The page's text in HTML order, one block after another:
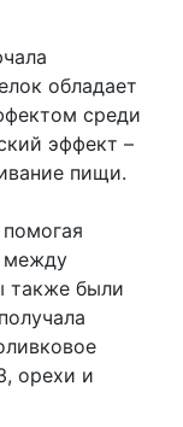
обладает
среди
эффект –
пищи.
между
также были
орехи и